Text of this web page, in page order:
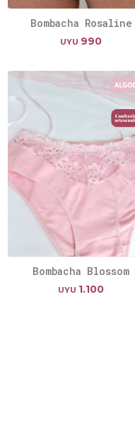
Bombacha Rosaline
UYU 990
Bombacha Blossom
UYU 1.100